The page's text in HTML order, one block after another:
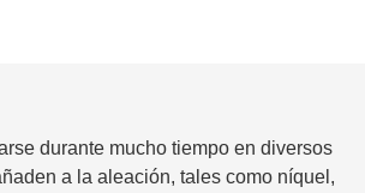
durante mucho tiempo en diversos
a la aleación, tales como níquel,